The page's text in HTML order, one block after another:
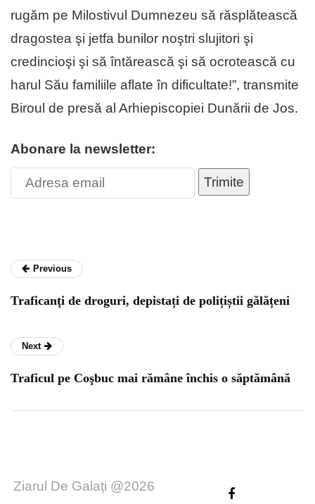
rugăm pe Milostivul Dumnezeu să răsplătească
dragostea şi jetfa bunilor noştri slujitori şi
credincioşi şi să întărească şi să ocrotească cu
harul Său familiile aflate în dificultate!”, transmite
Biroul de presă al Arhiepiscopiei Dunării de Jos.
Abonare la newsletter:
Trimite
Previous
Traficanţi de droguri, depistați de polițiștii gălățeni
Next
Traficul pe Coşbuc mai rămâne închis o săptămână
Ziarul De Galați @2026